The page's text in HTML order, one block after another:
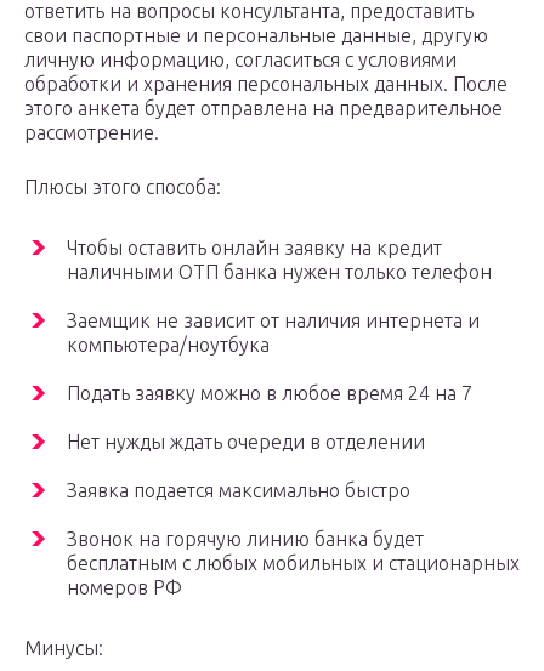
ответить на вопросы консультанта, предоставить
свои паспортные и персональные данные, другую
личную информацию, согласиться с условиями
обработки и хранения персональных данных. После
этого анкета будет отправлена на предварительное
рассмотрение.
Плюсы этого способа:
Чтобы оставить онлайн заявку на кредит
наличными ОТП банка нужен только телефон
Заемщик не зависит от наличия интернета и
компьютера/ноутбука
Подать заявку можно в любое время 24 на 7
Нет нужды ждать очереди в отделении
Заявка подается максимально быстро
Звонок на горячую линию банка будет
бесплатным с любых мобильных и стационарных
номеров РФ
Минусы: